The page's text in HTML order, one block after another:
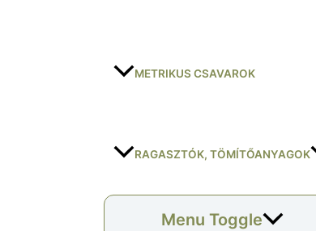
METRIKUS CSAVAROK
RAGASZTÓK, TÖMÍTŐANYAGOK
Menu Toggle